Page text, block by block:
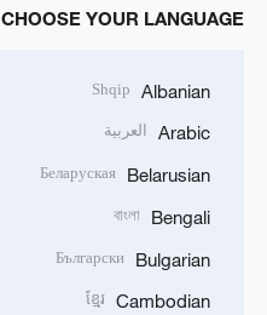
CHOOSE YOUR LANGUAGE
Albanian
Shqip
Arabic العربية
Belarusian
Беларуская
Bengali
বাংলা
Bulgarian
Български
Cambodian
ខ្មែរ